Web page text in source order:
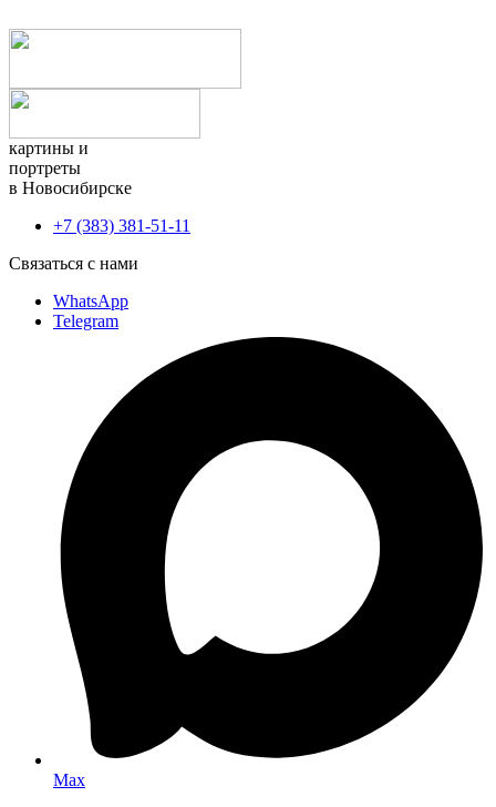
картины и
портреты
в Новосибирске
+7 (383) 381-51-11
Связаться с нами
WhatsApp
Telegram
Max